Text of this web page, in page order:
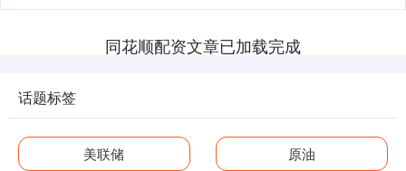
同花顺配资文章已加载完成
话题标签
美联储 原油